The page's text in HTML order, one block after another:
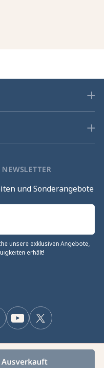
Leistung zu optimieren
Wirkung zu messen.
Ihrer Einstellungen
Ausverkauft
und Sonderangebote
unsere exklusiven Angebote,
erhält!
Twitter
YouTube